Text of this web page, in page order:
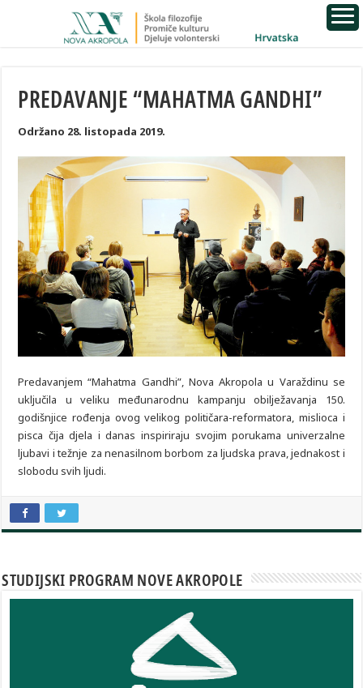
PREDAVANJE “MAHATMA GANDHI”
Održano 28. listopada 2019.
Predavanjem “Mahatma Gandhi”, Nova Akropola u Varaždinu se
uključila u veliku međunarodnu kampanju obilježavanja 150.
godišnjice rođenja ovog velikog političara-reformatora, mislioca i
pisca čija djela i danas inspiriraju svojim porukama univerzalne
ljubavi i težnje za nenasilnom borbom za ljudska prava, jednakost i
slobodu svih ljudi.
STUDIJSKI PROGRAM NOVE AKROPOLE